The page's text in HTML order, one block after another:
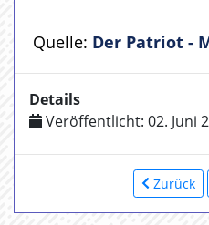
Quelle: Der Patriot -
Details
Veröffentlicht: 02. Juni
Zurück